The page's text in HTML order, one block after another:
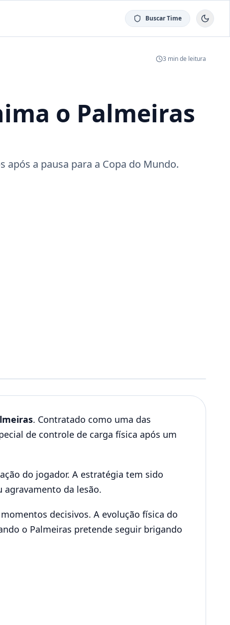
Buscar Time
3 min de leitura
o Palmeiras
a pausa para a Copa do Mundo.
. Contratado como uma das
de controle de carga física após um
do jogador. A estratégia tem sido
da lesão.
decisivos. A evolução física do
o Palmeiras pretende seguir brigando